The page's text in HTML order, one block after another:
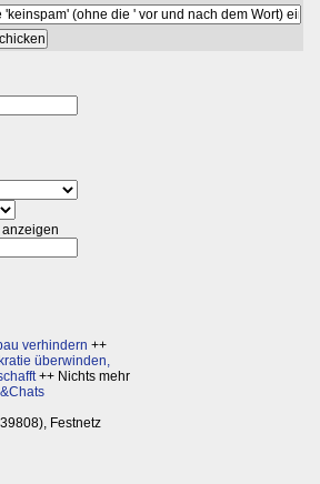
verhindern ++
überwinden,
++ Nichts mehr
Festnetz